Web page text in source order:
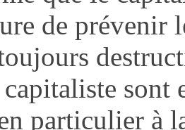
de prévenir
sont
particulier à